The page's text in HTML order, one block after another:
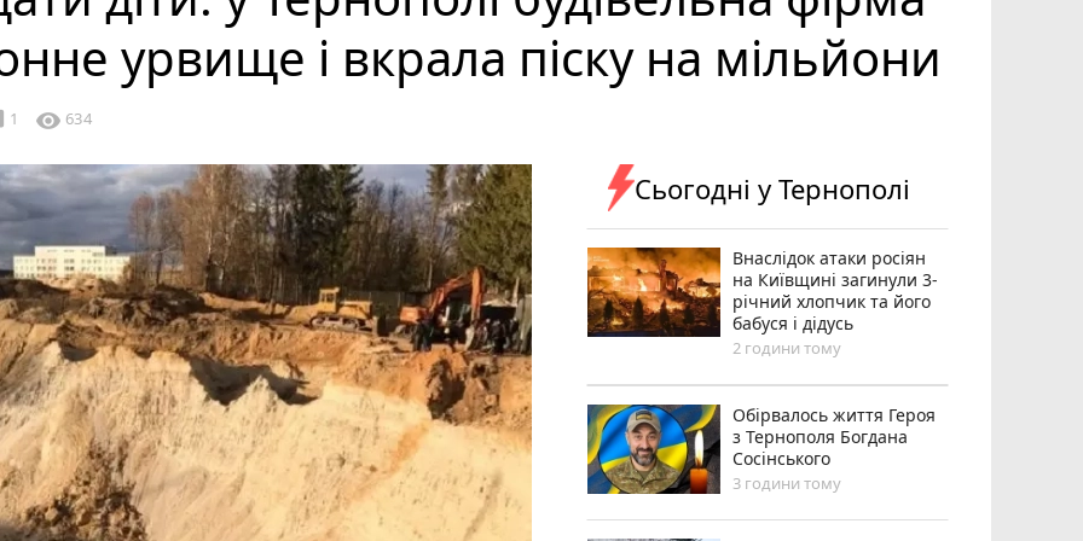
урвище і вкрала піску на мільйони
1 visibility 634
Сьогодні у Тернополі
Внаслідок атаки росіян
на Київщині загинули 3-
річний хлопчик та його
бабуся і дідусь
2 години тому
Обірвалось життя Героя
з Тернополя Богдана
Сосінського
3 години тому